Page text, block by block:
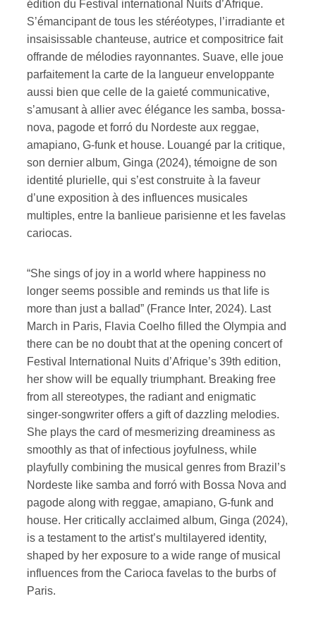
édition du Festival international Nuits d’Afrique.
S’émancipant de tous les stéréotypes, l’irradiante et
insaisissable chanteuse, autrice et compositrice fait
offrande de mélodies rayonnantes. Suave, elle joue
parfaitement la carte de la langueur enveloppante
aussi bien que celle de la gaieté communicative,
s’amusant à allier avec élégance les samba, bossa-
nova, pagode et forró du Nordeste aux reggae,
amapiano, G-funk et house. Louangé par la critique,
son dernier album, Ginga (2024), témoigne de son
identité plurielle, qui s’est construite à la faveur
d’une exposition à des influences musicales
multiples, entre la banlieue parisienne et les favelas
cariocas.
“She sings of joy in a world where happiness no
longer seems possible and reminds us that life is
more than just a ballad” (France Inter, 2024). Last
March in Paris, Flavia Coelho filled the Olympia and
there can be no doubt that at the opening concert of
Festival International Nuits d’Afrique’s 39th edition,
her show will be equally triumphant. Breaking free
from all stereotypes, the radiant and enigmatic
singer-songwriter offers a gift of dazzling melodies.
She plays the card of mesmerizing dreaminess as
smoothly as that of infectious joyfulness, while
playfully combining the musical genres from Brazil’s
Nordeste like samba and forró with Bossa Nova and
pagode along with reggae, amapiano, G-funk and
house. Her critically acclaimed album, Ginga (2024),
is a testament to the artist’s multilayered identity,
shaped by her exposure to a wide range of musical
influences from the Carioca favelas to the burbs of
Paris.